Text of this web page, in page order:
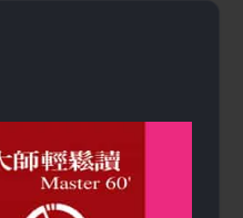
网站没有你需要的资源,欢迎